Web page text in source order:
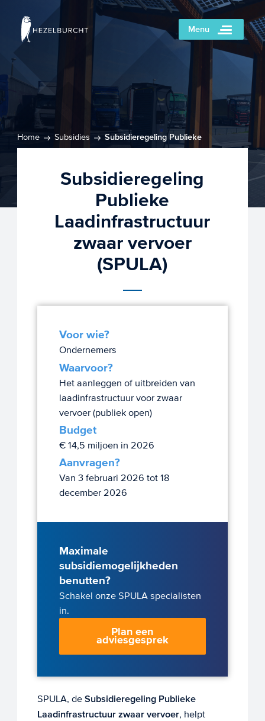
Menu
Home Subsidies
Subsidieregeling Publieke
Subsidieregeling
Publieke
Laadinfrastructuur
zwaar vervoer
(SPULA)
Voor wie?
Ondernemers
Waarvoor?
Het aanleggen of uitbreiden van
laadinfrastructuur voor zwaar
vervoer (publiek open)
Budget
€ 14,5 miljoen in 2026
Aanvragen?
Van 3 februari 2026 tot 18
december 2026
Maximale
subsidiemogelijkheden
benutten?
Schakel onze SPULA specialisten
in.
Plan een
adviesgesprek
SPULA, de Subsidieregeling Publieke
Laadinfrastructuur zwaar vervoer, helpt